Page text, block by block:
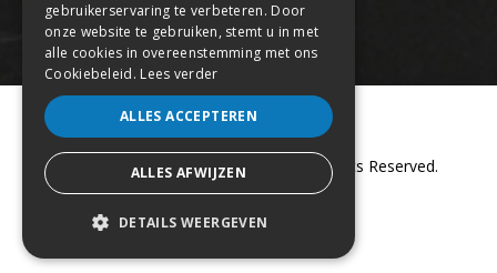
Copyright © 2017 Panna Streetz. All Rights Reserved.
webdesign by conversal
gebruikerservaring te verbeteren. Door
onze website te gebruiken, stemt u in met
alle cookies in overeenstemming met ons
Cookiebeleid. Lees verder
ALLES ACCEPTEREN
ALLES AFWIJZEN
DETAILS WEERGEVEN
STRIKT NOODZAKELIJK